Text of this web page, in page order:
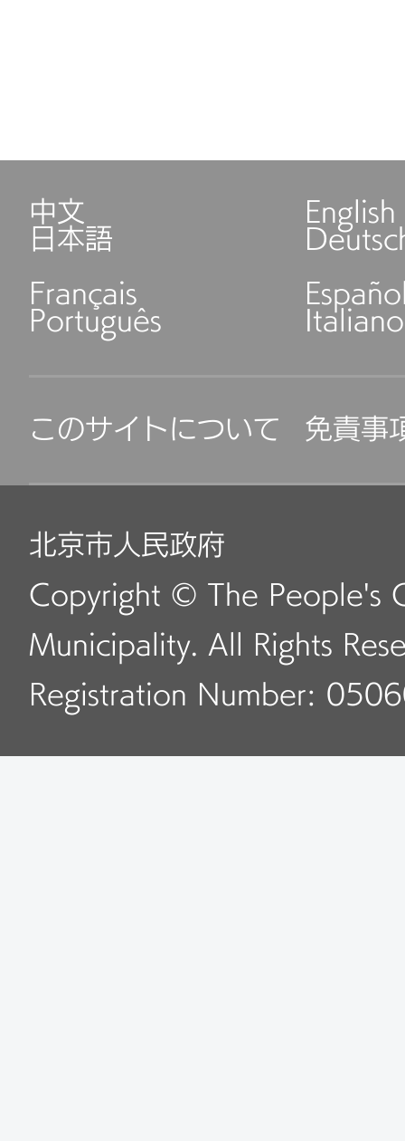
中文 English
日本語
Français
Português Italiano
このサイトについて 免責事
北京市人民政府
Copyright © The People's
Municipality. All Rights
Registration Number: